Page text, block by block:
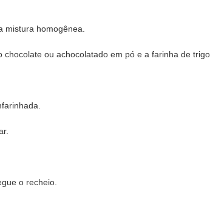
mistura homogênea.
ou achocolatado em pó e a farinha de
o recheio.